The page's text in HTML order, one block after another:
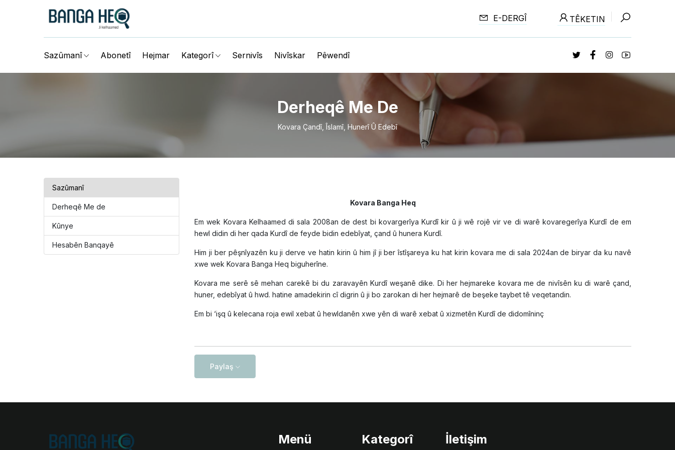
E-DERGÎ TÊKETIN
Sazûmanî Abonetî Hejmar Kategorî Sernivîs Nivîskar Pêwendî
Derheqê Me De
Kovara Çandî, Îslamî, Hunerî Û Edebî
Sazûmanî
Derheqê Me de
Kûnye
Hesabên Banqayê
Kovara Banga Heq
Em wek Kovara Kelhaamed di sala 2008an de dest bi kovargerîya Kurdî kir û ji wê rojê vir ve di warê kovaregerîya Kurdî de em
hewl didin di her qada Kurdî de feyde bidin edebîyat, çand û hunera Kurdî.
Him ji ber pêşnîyazên ku ji derve ve hatin kirin û him jî ji ber îstîşareya ku hat kirin kovara me di sala 2024an de biryar da ku navê
xwe wek Kovara Banga Heq biguherîne.
Kovara me serê sê mehan carekê bi du zaravayên Kurdî weşanê dike. Di her hejmareke kovara me de nivîsên ku di warê çand,
huner, edebîyat û hwd. hatine amadekirin cî digrin û ji bo zarokan di her hejmarê de beşeke taybet tê veqetandin.
Em bi ‘işq û kelecana roja ewil xebat û hewldanên xwe yên di warê xebat û xizmetên Kurdî de didomîninç
Paylaş
Menü Kategorî İletişim